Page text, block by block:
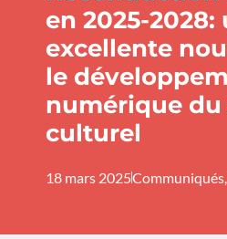
en 2025-2028:
excellente
le
numérique
culturel
18 mars 2025Communiqués,